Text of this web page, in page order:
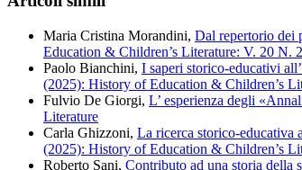
Maria Cristina Morandini, Dal repertorio dei
Education & Children’s Literature: V. 20 N.
Paolo Bianchini, I saperi storico-educativi
(2025): History of Education & Children’s
Fulvio De Giorgi, L’ esperienza degli
Literature
Carla Ghizzoni, La ricerca storico-
(2025): History of Education & Children’s
Roberto Sani, Contributo ad una storia della